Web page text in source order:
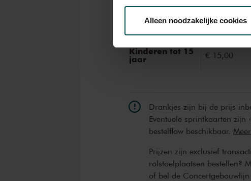
We werken samen met32 derden
Alleen noodzakelijke cookies
Online sprint tot
30 jaar € 16,00
Kinderen tot 15
jaar € 15,00
Drankjes zijn bij de prijs
Eventuele sprintkaarten
bestelflow beschikbaar.
Prijzen zijn exclusief
rolstoelplaatsen bestellen?
of bel de